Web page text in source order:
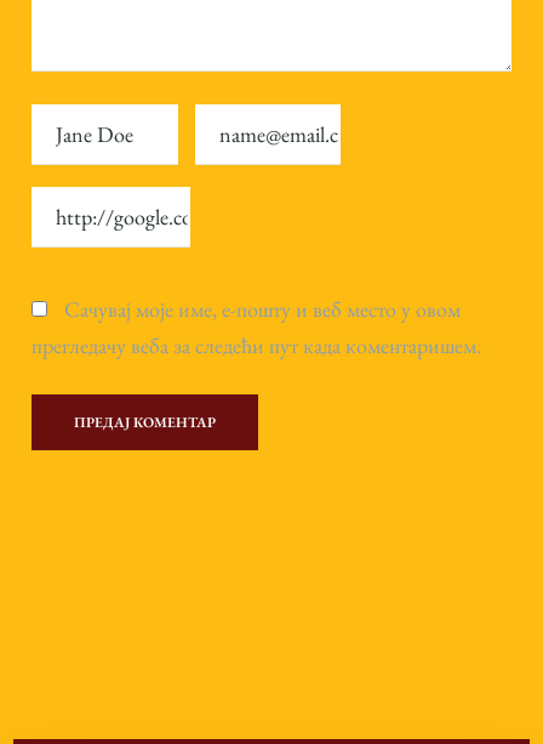
Сачувај моје име, е-пошту и веб место у овом
прегледачу веба за следећи пут када коментаришем.